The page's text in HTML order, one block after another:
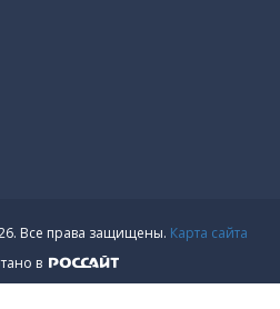
Все права защищены. Карта сайта
в